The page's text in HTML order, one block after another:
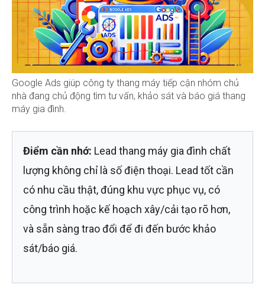
Google Ads giúp công ty thang máy tiếp cận nhóm chủ
nhà đang chủ động tìm tư vấn, khảo sát và báo giá thang
máy gia đình.
Điểm cần nhớ: Lead thang máy gia đình chất
lượng không chỉ là số điện thoại. Lead tốt cần
có nhu cầu thật, đúng khu vực phục vụ, có
công trình hoặc kế hoạch xây/cải tạo rõ hơn,
và sẵn sàng trao đổi để đi đến bước khảo
sát/báo giá.